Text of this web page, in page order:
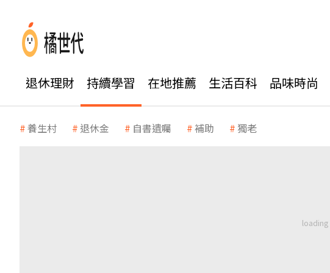
退休理財 持續學習 在地推薦 生活百科 品味時尚
養生村 退休金 自書遺囑 補助 獨老